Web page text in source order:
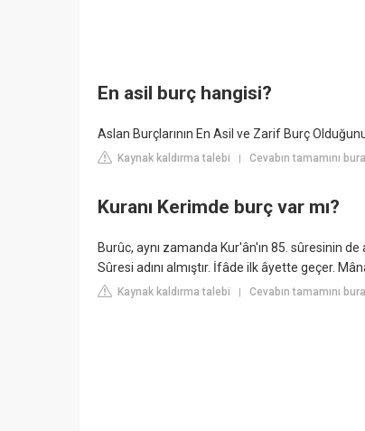
En asil burç hangisi?
Aslan Burçlarının En Asil ve Zarif Burç
Kaynak kaldırma talebi Cevabın tamamını
Kuranı Kerimde burç var mı?
Burûc, aynı zamanda Kur'ân'ın 85. sûresinin
Sûresi adını almıştır. İfâde ilk âyette geçer.
Kaynak kaldırma talebi Cevabın tamamını